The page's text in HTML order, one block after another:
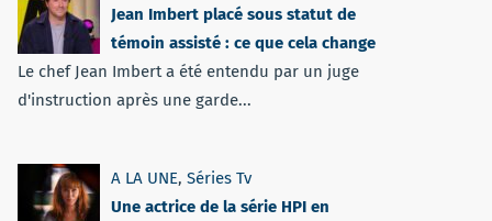
Jean Imbert placé sous statut de
témoin assisté : ce que cela change
Le chef Jean Imbert a été entendu par un juge
d'instruction après une garde...
A LA UNE, Séries Tv
Une actrice de la série HPI en